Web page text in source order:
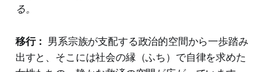
る。
移行： 男系宗族が支配する政治的空間から一歩踏み
出すと、そこには社会の縁（ふち）で自律を求めた